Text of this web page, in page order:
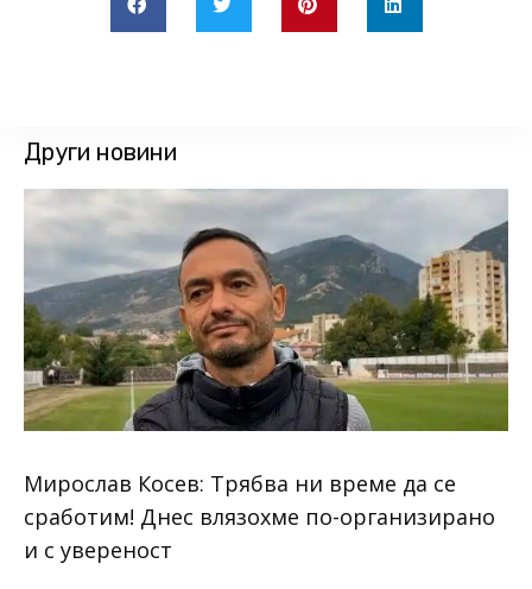
Други новини
Мирослав Косев: Трябва ни време да се
сработим! Днес влязохме по-организирано
и с увереност